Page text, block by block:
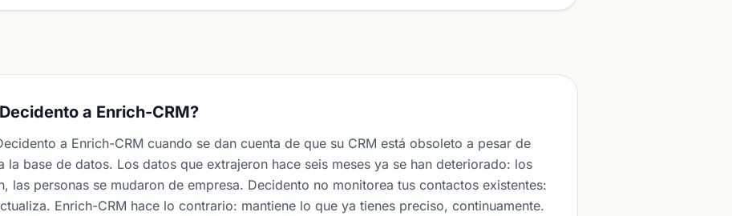
a Enrich-CRM?
a Enrich-CRM cuando se dan cuenta de que su CRM está obsoleto a pesar de
la base de datos. Los datos que extrajeron hace seis meses ya se han deteriorado: los
las personas se mudaron de empresa. Decidento no monitorea tus contactos existentes:
Enrich-CRM hace lo contrario: mantiene lo que ya tienes preciso, continuamente.